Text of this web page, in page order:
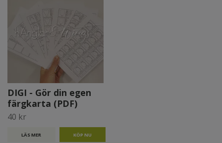
DIGI - Gör din egen
färgkarta (PDF)
40 kr
LÄS MER